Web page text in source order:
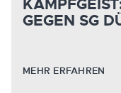
AMPFGEIST:
EGEN SG
MEHR ERFAHREN